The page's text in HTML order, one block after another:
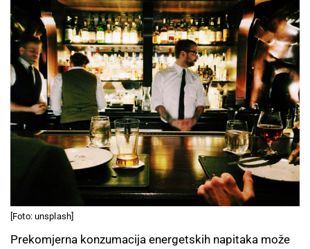
[Foto: unsplash]
Prekomjerna konzumacija energetskih napitaka može